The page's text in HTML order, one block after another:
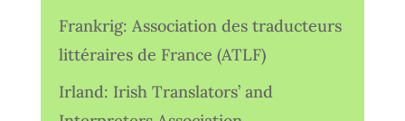
Frankrig: Association des traducteurs
littéraires de France (ATLF)
Irland: Irish Translators’ and